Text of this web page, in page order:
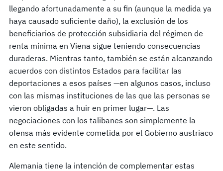
llegando afortunadamente a su fin (aunque la medida ya
haya causado suficiente daño), la exclusión de los
beneficiarios de protección subsidiaria del régimen de
renta mínima en Viena sigue teniendo consecuencias
duraderas. Mientras tanto, también se están alcanzando
acuerdos con distintos Estados para facilitar las
deportaciones a esos países —en algunos casos, incluso
con las mismas instituciones de las que las personas se
vieron obligadas a huir en primer lugar—. Las
negociaciones con los talibanes son simplemente la
ofensa más evidente cometida por el Gobierno austriaco
en este sentido.
Alemania tiene la intención de complementar estas